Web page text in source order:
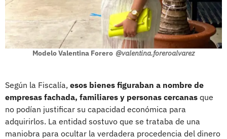
Modelo Valentina Forero @valentina.foreroalvarez
Según la Fiscalía, esos bienes figuraban a nombre de
empresas fachada, familiares y personas cercanas que
no podían justificar su capacidad económica para
adquirirlos. La entidad sostuvo que se trataba de una
maniobra para ocultar la verdadera procedencia del dinero